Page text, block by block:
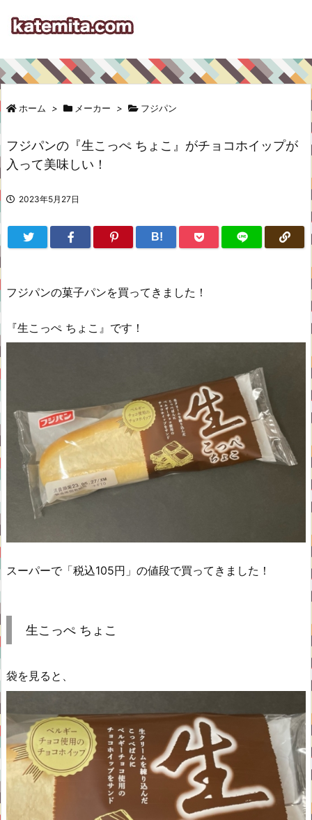
ホーム > メーカー > フジパン
フジパンの『生こっぺ ちょこ』がチョコホイップが
入って美味しい！
2023年5月27日
B!
フジパンの菓子パンを買ってきました！
『生こっぺ ちょこ』です！
スーパーで「税込105円」の値段で買ってきました！
生こっぺ ちょこ
袋を見ると、